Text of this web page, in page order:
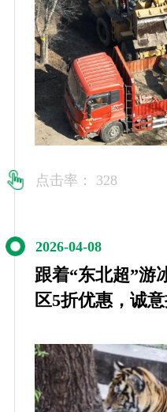
点击率： 328
2026-04-08
跟着“东北超”游
区5折优惠，诚